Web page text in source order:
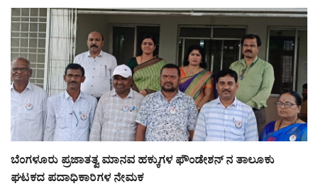
ಕ್ರೈಂ ಸ್ಟೋರಿ
ರಾಜಕೀಯ
ಸುದ್ದಿ
e-paper (ಇ–ಪೇಪರ್‌)
ಪುಸ್ತಕ ಪರಿಚಯ
ಬೆಂಗಳೂರು ಪ್ರಜಾತತ್ವ ಮಾನವ ಹಕ್ಕುಗಳ ಫೌಂಡೇಶನ್ ನ ತಾಲೂಕು
ಘಟಕದ ಪದಾಧಿಕಾರಿಗಳ ನೇಮಕ